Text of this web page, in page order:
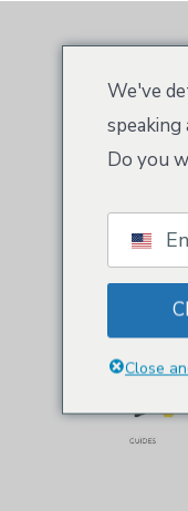
हमारे ज्ञान का
प्रश्नव्यवसाय
ज़रूरतों को पूरा
करेंसहायतामेज़।.
We've
Do you
Close